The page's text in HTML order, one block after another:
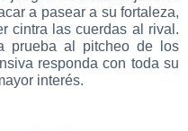
a pasear a su fortaleza,
cintra las cuerdas al rival.
prueba al pitcheo de los
responda con toda su
interés.